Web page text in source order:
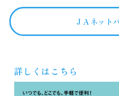
ＪＡネット
詳しくはこちら